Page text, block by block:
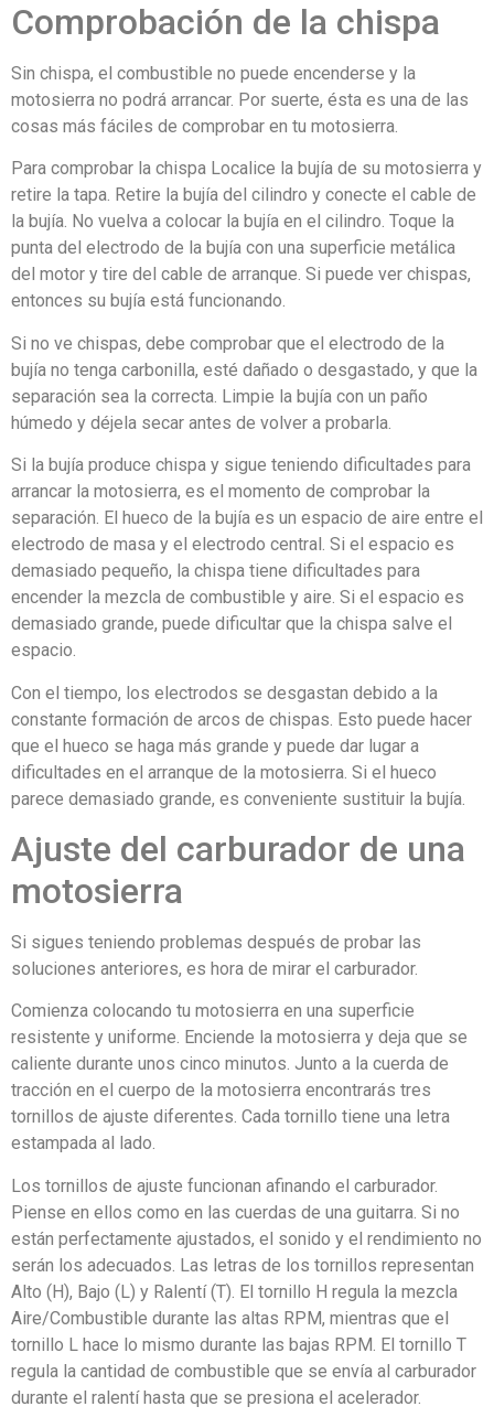
Comprobación de la chispa
Sin chispa, el combustible no puede encenderse y la
motosierra no podrá arrancar. Por suerte, ésta es una de las
cosas más fáciles de comprobar en tu motosierra.
Para comprobar la chispa Localice la bujía de su motosierra y
retire la tapa. Retire la bujía del cilindro y conecte el cable de
la bujía. No vuelva a colocar la bujía en el cilindro. Toque la
punta del electrodo de la bujía con una superficie metálica
del motor y tire del cable de arranque. Si puede ver chispas,
entonces su bujía está funcionando.
Si no ve chispas, debe comprobar que el electrodo de la
bujía no tenga carbonilla, esté dañado o desgastado, y que la
separación sea la correcta. Limpie la bujía con un paño
húmedo y déjela secar antes de volver a probarla.
Si la bujía produce chispa y sigue teniendo dificultades para
arrancar la motosierra, es el momento de comprobar la
separación. El hueco de la bujía es un espacio de aire entre el
electrodo de masa y el electrodo central. Si el espacio es
demasiado pequeño, la chispa tiene dificultades para
encender la mezcla de combustible y aire. Si el espacio es
demasiado grande, puede dificultar que la chispa salve el
espacio.
Con el tiempo, los electrodos se desgastan debido a la
constante formación de arcos de chispas. Esto puede hacer
que el hueco se haga más grande y puede dar lugar a
dificultades en el arranque de la motosierra. Si el hueco
parece demasiado grande, es conveniente sustituir la bujía.
Ajuste del carburador de una
motosierra
Si sigues teniendo problemas después de probar las
soluciones anteriores, es hora de mirar el carburador.
Comienza colocando tu motosierra en una superficie
resistente y uniforme. Enciende la motosierra y deja que se
caliente durante unos cinco minutos. Junto a la cuerda de
tracción en el cuerpo de la motosierra encontrarás tres
tornillos de ajuste diferentes. Cada tornillo tiene una letra
estampada al lado.
Los tornillos de ajuste funcionan afinando el carburador.
Piense en ellos como en las cuerdas de una guitarra. Si no
están perfectamente ajustados, el sonido y el rendimiento no
serán los adecuados. Las letras de los tornillos representan
Alto (H), Bajo (L) y Ralentí (T). El tornillo H regula la mezcla
Aire/Combustible durante las altas RPM, mientras que el
tornillo L hace lo mismo durante las bajas RPM. El tornillo T
regula la cantidad de combustible que se envía al carburador
durante el ralentí hasta que se presiona el acelerador.